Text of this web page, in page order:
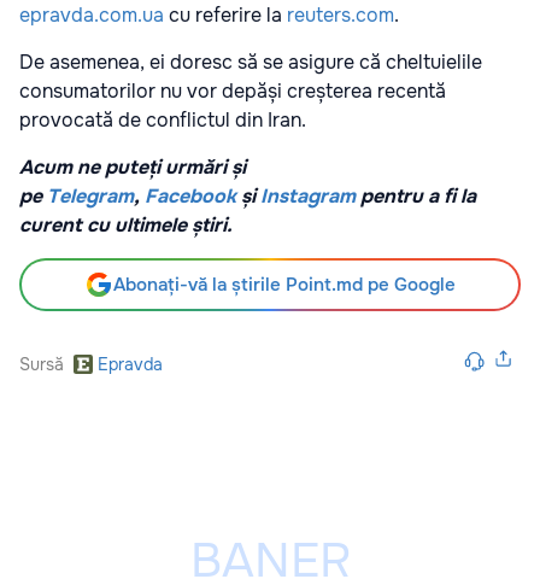
epravda.com.ua cu referire la reuters.com.
De asemenea, ei doresc să se asigure că cheltuielile
consumatorilor nu vor depăși creșterea recentă
provocată de conflictul din Iran.
Acum ne puteți urmări și
pe Telegram, Facebook șiInstagrampentru a fi la
curent cu ultimele știri.
Abonați-vă la știrile Point.md pe Google
Sursă Epravda